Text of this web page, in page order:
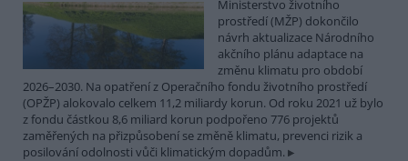
Ministerstvo životního
prostředí (MŽP) dokončilo
návrh aktualizace Národního
akčního plánu adaptace na
změnu klimatu pro období
2026–2030. Na opatření z Operačního fondu životního prostředí
(OPŽP) alokovalo celkem 11,2 miliardy korun. Od roku 2021 už bylo
z fondu částkou 8,6 miliard korun podpořeno 776 projektů
zaměřených na přizpůsobení se změně klimatu, prevenci rizik a
posilování odolnosti vůči klimatickým dopadům.